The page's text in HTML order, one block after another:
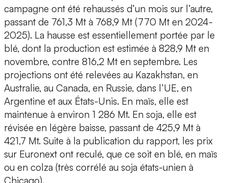
campagne ont été rehaussés d’un mois sur l’autre,
passant de 761,3 Mt à 768,9 Mt (770 Mt en 2024-
2025). La hausse est essentiellement portée par le
blé, dont la production est estimée à 828,9 Mt en
novembre, contre 816,2 Mt en septembre. Les
projections ont été relevées au Kazakhstan, en
Australie, au Canada, en Russie, dans l’UE, en
Argentine et aux États-Unis. En maïs, elle est
maintenue à environ 1 286 Mt. En soja, elle est
révisée en légère baisse, passant de 425,9 Mt à
421,7 Mt. Suite à la publication du rapport, les prix
sur Euronext ont reculé, que ce soit en blé, en maïs
ou en colza (très corrélé au soja états-unien à
Chicago).